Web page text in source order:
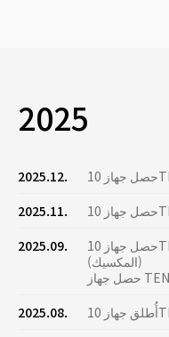
2025
2025.12.
2025.11.
2025.09.
حصل جهاز 10THERMA على شهادة COFEPRIS
(المكسيك)
2025.08.